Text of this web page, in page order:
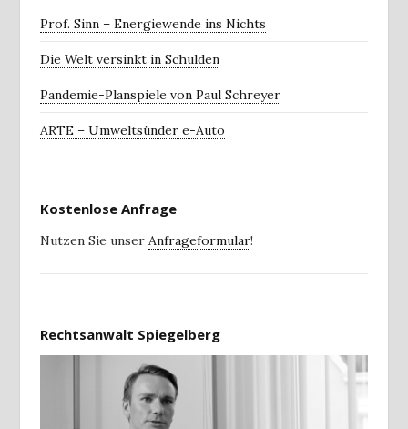
Prof. Sinn – Energiewende ins Nichts
Die Welt versinkt in Schulden
Pandemie-Planspiele von Paul Schreyer
ARTE – Umweltsünder e-Auto
Kostenlose Anfrage
Nutzen Sie unser Anfrageformular!
Rechtsanwalt Spiegelberg